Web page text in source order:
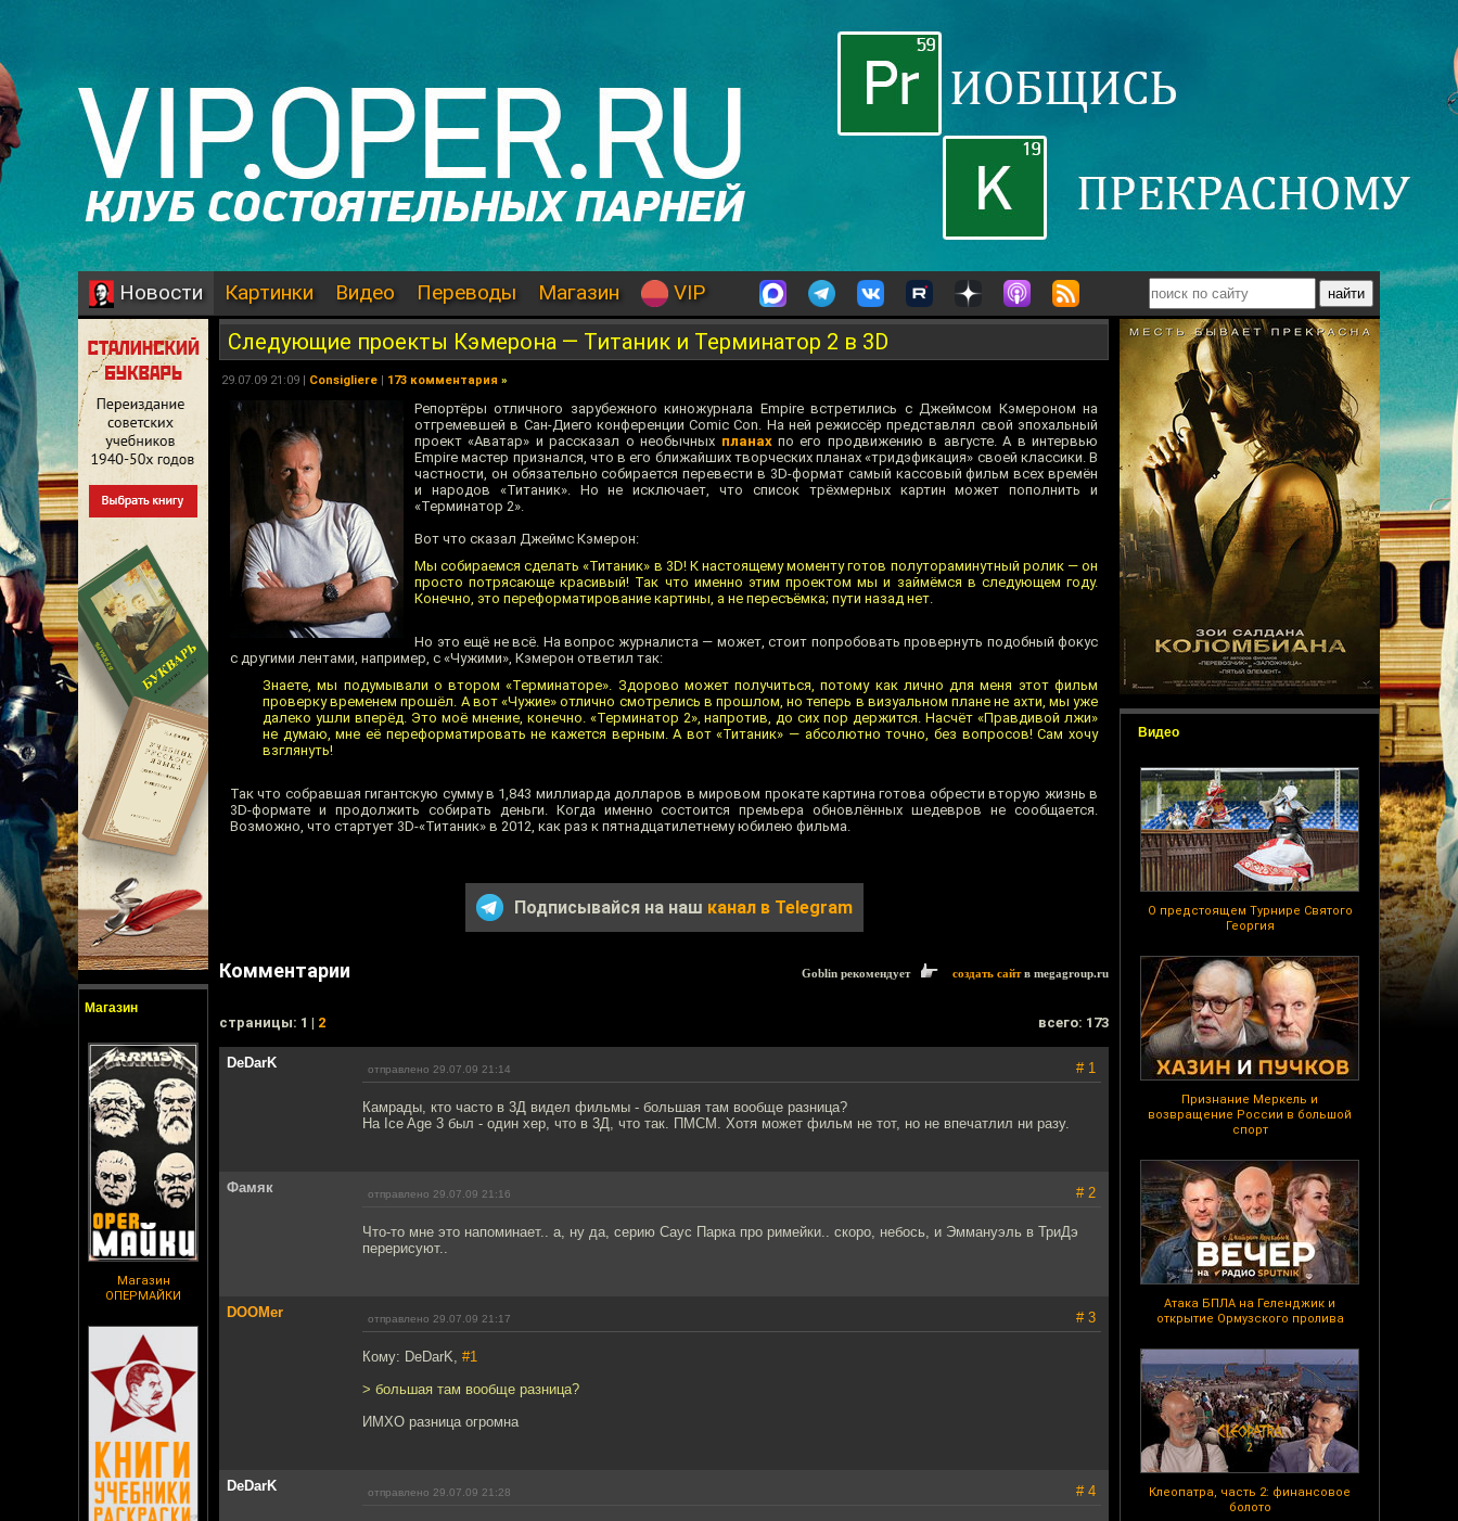
Новости Картинки Видео Переводы Магазин VIP
Магазин
Магазин
ОПЕРМАЙКИ
Видео
О предстоящем Турнире Святого
Георгия
Признание Меркель и
возвращение России в большой
спорт
Атака БПЛА на Геленджик и
открытие Ормузского пролива
Клеопатра, часть 2: финансовое
болото
Следующие проекты Кэмерона — Титаник и Терминатор 2 в 3D
29.07.09 21:09 | Consigliere | 173 комментария »
Репортёры отличного зарубежного киножурнала Empire встретились с Джеймсом Кэмероном на
отгремевшей в Сан-Диего конференции Comic Con. На ней режиссёр представлял свой эпохальный
проект «Аватар» и рассказал о необычных планахпо его продвижению в августе. А в интервью
Empire мастер признался, что в его ближайших творческих планах «тридэфикация» своей классики. В
частности, он обязательно собирается перевести в 3D-формат самый кассовый фильм всех времён
и народов «Титаник». Но не исключает, что список трёхмерных картин может пополнить и
«Терминатор 2».
Вот что сказал Джеймс Кэмерон:
Мы собираемся сделать «Титаник» в 3D! К настоящему моменту готов полутораминутный ролик — он
просто потрясающе красивый! Так что именно этим проектом мы и займёмся в следующем году.
Конечно, это переформатирование картины, а не пересъёмка; пути назад нет.
Но это ещё не всё. На вопрос журналиста — может, стоит попробовать провернуть подобный фокус
с другими лентами, например, с «Чужими», Кэмерон ответил так:
Знаете, мы подумывали о втором «Терминаторе». Здорово может получиться, потому как лично для меня этот фильм
проверку временем прошёл. А вот «Чужие» отлично смотрелись в прошлом, но теперь в визуальном плане не ахти, мы уже
далеко ушли вперёд. Это моё мнение, конечно. «Терминатор 2», напротив, до сих пор держится. Насчёт «Правдивой лжи»
не думаю, мне её переформатировать не кажется верным. А вот «Титаник» — абсолютно точно, без вопросов! Сам хочу
взглянуть!
Так что собравшая гигантскую сумму в 1,843 миллиарда долларов в мировом прокате картина готова обрести вторую жизнь в
3D-формате и продолжить собирать деньги. Когда именно состоится премьера обновлённых шедевров не сообщается.
Возможно, что стартует 3D-«Титаник» в 2012, как раз к пятнадцатилетнему юбилею фильма.
Подписывайся на наш канал в Telegram
Комментарии Goblin рекомендует создать сайтв megagroup.ru
cтраницы: 1 | 2 всего: 173
DeDarK отправлено 29.07.09 21:14 # 1
Камрады, кто часто в 3Д видел фильмы - большая там вообще разница?
На Ice Age 3 был - один хер, что в 3Д, что так. ПМСМ. Хотя может фильм не тот, но не впечатлил ни разу.
Фамяк отправлено 29.07.09 21:16 # 2
Что-то мне это напоминает.. а, ну да, серию Саус Парка про римейки.. скоро, небось, и Эммануэль в ТриДэ
перерисуют..
DOOMer отправлено 29.07.09 21:17 # 3
Кому: DeDarK, #1
> большая там вообще разница?
ИМХО разница огромна
DeDarK отправлено 29.07.09 21:28 # 4